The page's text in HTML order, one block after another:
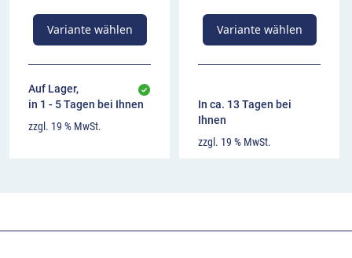
Variante wählen
Auf Lager,
in 1 - 5 Tagen bei Ihnen
zzgl. 19 % MwSt.
Variante wählen
In ca. 13 Tagen bei
Ihnen
zzgl. 19 % MwSt.